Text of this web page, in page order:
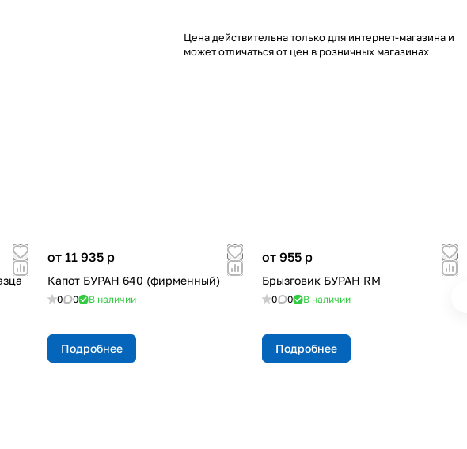
Цена действительна только для интернет-магазина и
может отличаться от цен в розничных магазинах
от 11 935 p
Капот БУРАН 640 (фирменный)
0 0 В наличии
Подробнее
от 955 p
Брызговик БУРАН RM
0 0 В наличии
Подробнее